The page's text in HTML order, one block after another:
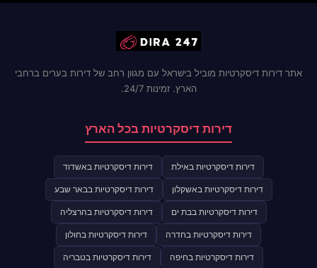
אתר דירות דיסקרטיות מוביל בישראל עם מגוון רחב של דירות בערים ברחבי
הארץ. זמינות 24/7.
דירות דיסקרטיות בכל הארץ
דירות דיסקרטיות באילת דירות דיסקרטיות באשדוד
דירות דיסקרטיות באשקלון דירות דיסקרטיות בבאר שבע
דירות דיסקרטיות בבת ים דירות דיסקרטיות בהרצליה
דירות דיסקרטיות בחדרה דירות דיסקרטיות בחולון
דירות דיסקרטיות בחיפה דירות דיסקרטיות בטבריה